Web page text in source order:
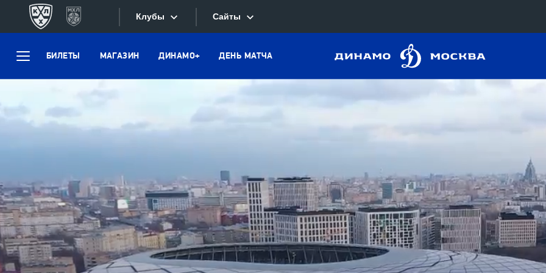
Клубы
Конференция «Запад»
ХК Сочи
Дивизион Тарасова
Динамо Мн
Динамо М
Конференция «Восток»
Автомобилист
Трактор
Дивизион Чернышева
Авангард
Адмирал
Сайты
Интернет-магазин
Фотобанк
Приложение КХЛ
БИЛЕТЫ МАГАЗИН ДИНАМО+ ДЕНЬ МАТЧА
Динамо